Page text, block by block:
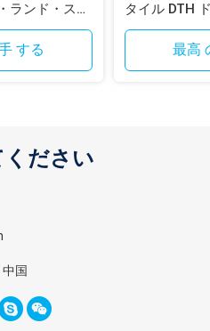
ランド・スタ
する
タイル DTH
最高
ださい
中国